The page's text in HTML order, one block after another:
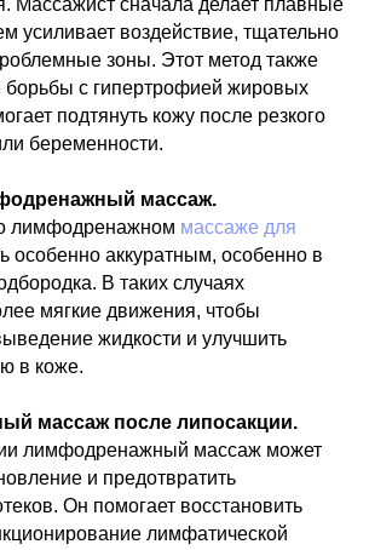
Массажист сначала делает плавные
усиливает воздействие, тщательно
зоны. Этот метод также
с гипертрофией жировых
подтянуть кожу после резкого
беременности.
массаж.
о лимфодренажном массаже для
особенно аккуратным, особенно в
В таких случаях
мягкие движения, чтобы
жидкости и улучшить
в коже.
массаж после липосакции.
лимфодренажный массаж может
и предотвратить
Он помогает восстановить
лимфатической